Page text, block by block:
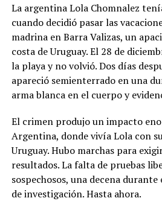
La argentina Lola Chomnalez
cuando decidió pasar las
madrina en Barra Valizas, un
costa de Uruguay. El 28 de
la playa y no volvió. Dos días
apareció semienterrado en una
arma blanca en el cuerpo y
El crimen produjo un impacto
Argentina, donde vivía Lola con
Uruguay. Hubo marchas para
resultados. La falta de pruebas
sospechosos, una decena durante
de investigación. Hasta ahora.